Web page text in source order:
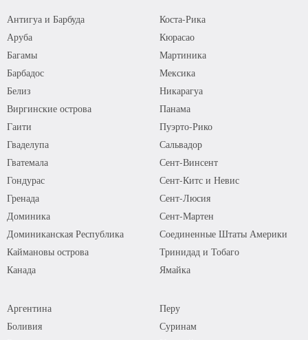
Антигуа и Барбуда
Аруба
Багамы
Барбадос
Белиз
Виргинские острова
Гаити
Гваделупа
Гватемала
Гондурас
Гренада
Доминика
Доминиканская Республика
Каймановы острова
Канада
Коста-Рика
Кюрасао
Мартиника
Мексика
Никарагуа
Панама
Пуэрто-Рико
Сальвадор
Сент-Винсент
Сент-Китс и Невис
Сент-Люсия
Сент-Мартен
Соединенные Штаты Америки
Тринидад и Тобаго
Ямайка
Аргентина
Боливия
Перу
Суринам